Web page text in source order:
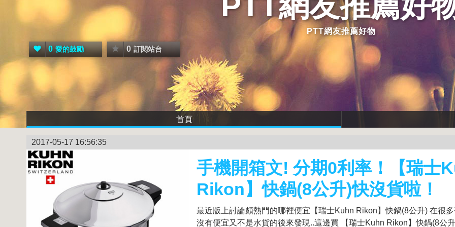
PTT網友推薦好物
0 愛的鼓勵 0 訂閱站台
首頁
2017-05-17 16:56:35
手機開箱文! 分期0利率！【瑞士
Rikon】快鍋(8公升)快沒貨啦！
最近版上討論頗熱門的哪裡便宜【瑞士Kuhn Rikon】快鍋(8公升) 在很
沒有便宜又不是水貨的後來發現..這邊買 【瑞士Kuhn Rikon】快鍋(8公